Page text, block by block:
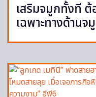
เสริมจมูกทั้งที
เฉพาะทางด้าน